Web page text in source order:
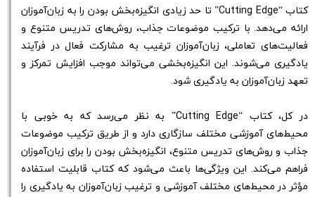
کتاب “Cutting Edge” تا حد زیادی انگیزه‌بخش بودن را به زبان‌آموزان
ارائه می‌دهد. با ترکیب موضوعات جذاب، روش‌های تدریس متنوع و
فعالیت‌های تعاملی، زبان‌آموزان ترغیب به مشارکت فعال در فرآیند
یادگیری می‌شوند. این انگیزه‌بخشی می‌تواند موجب افزایش تمرکز و
تعهد زبان‌آموزان به یادگیری شود.
در کل، کتاب “Cutting Edge” به نظر می‌رسد که به خوبی با
محیط‌های آموزشی مختلف سازگاری دارد و از طریق ترکیب موضوعات
جذاب و روش‌های تدریس متنوع، انگیزه‌بخش بودن را برای زبان‌آموزان
فراهم می‌کند. این ویژگی‌ها باعث می‌شود که کتاب قابلیت استفاده
مؤثر در محیط‌های مختلف آموزشی و ترغیب زبان‌آموزان به یادگیری را